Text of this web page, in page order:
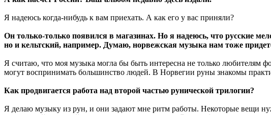
Я надеюсь когда-нибудь к вам приехать. А как его у вас приняли?
Он только-только появился в магазинах. Но я надеюсь, что русские
но и кельтский, например. Думаю, норвежская музыка нам тоже
Я считаю, что моя музыка могла бы быть интересна не только
могут воспринимать большинство людей. В Норвегии руны знакомы
Как продвигается работа над второй частью рунической трилогии?
Я делаю музыку из рун, и они задают мне ритм работы. Некоторые вещи